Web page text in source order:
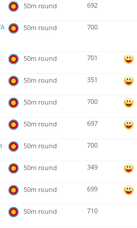
50m round 692
50m round 700
50m round 701
50m round 351
50m round 700
50m round 697
50m round 700
50m round 349
50m round 699
50m round 710